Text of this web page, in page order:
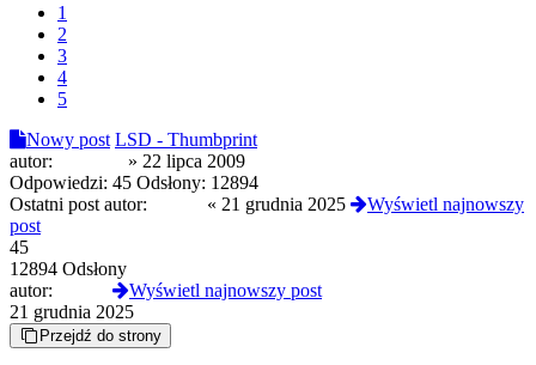
1
2
3
4
5
Nowy post LSD - Thumbprint
autor:
» 22 lipca 2009
Odpowiedzi: 45 Odsłony: 12894
Ostatni post autor:
« 21 grudnia 2025
Wyświetl najnowszy
post
45
12894 Odsłony
autor:
Wyświetl najnowszy post
21 grudnia 2025
Przejdź do strony